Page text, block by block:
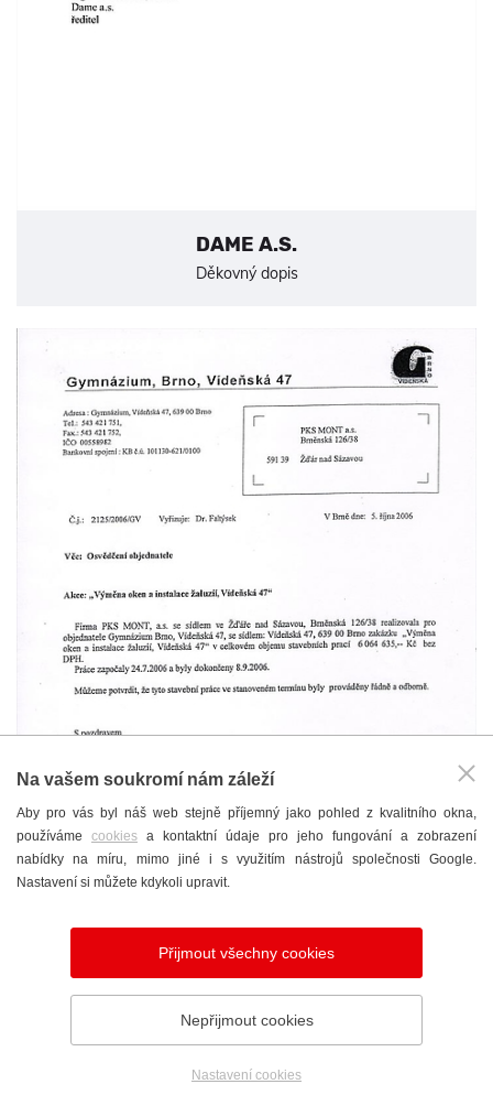
DAME A.S.
Děkovný dopis
GYMNÁZIUM VÍDEŇSKÁ ,BRNO
Děkovný dopis
Poptávka
Na vašem soukromí nám záleží
Aby pro vás byl náš web stejně příjemný jako pohled z kvalitního okna,
používáme cookies a kontaktní údaje pro jeho fungování a zobrazení
nabídky na míru, mimo jiné i s využitím nástrojů společnosti Google.
Nastavení si můžete kdykoli upravit.
Přijmout všechny cookies
Nepřijmout cookies
Nastavení cookies